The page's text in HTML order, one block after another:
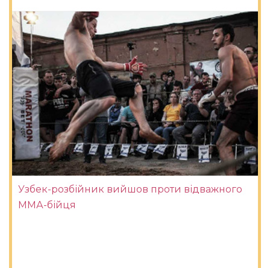
Узбек-розбійник вийшов проти відважного
ММА-бійця